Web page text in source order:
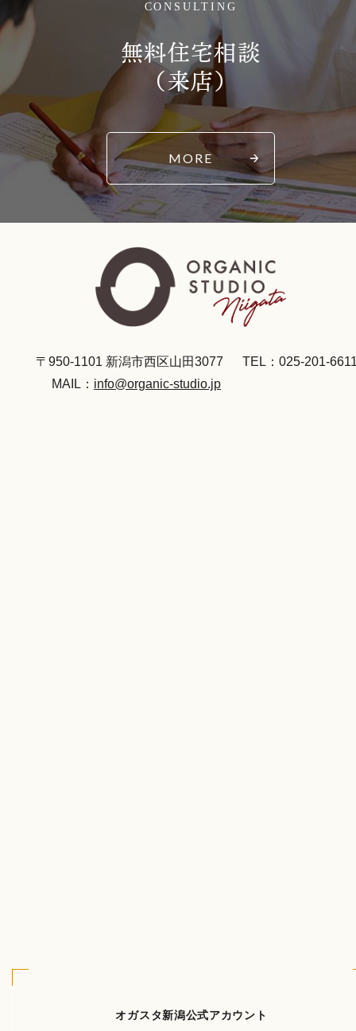
CONSULTING
無料住宅相談
（来店）
MORE
〒950-1101 新潟市西区山田3077
TEL：025-201-
MAIL： info@organic-studio.jp
オガスタ新潟公式アカウント